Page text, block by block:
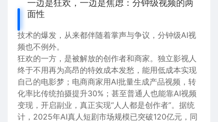
一边是狂欢，一边是焦虑：分钟级视频的两
面性
技术的爆发，从来都伴随着掌声与争议，分钟级AI视
频也不例外。
狂欢的一方，是被解放的创作者和商家。独立影视人
终于不用再为高昂的特效成本发愁，能用低成本实现
自己的电影梦；电商商家用AI批量生成产品视频，转
化率比传统拍摄提升30%；甚至普通人也能靠AI视频
变现，开启副业，真正实现“人人都是创作者”。据统
计，2025年AI真人短剧市场规模已突破120亿元，同